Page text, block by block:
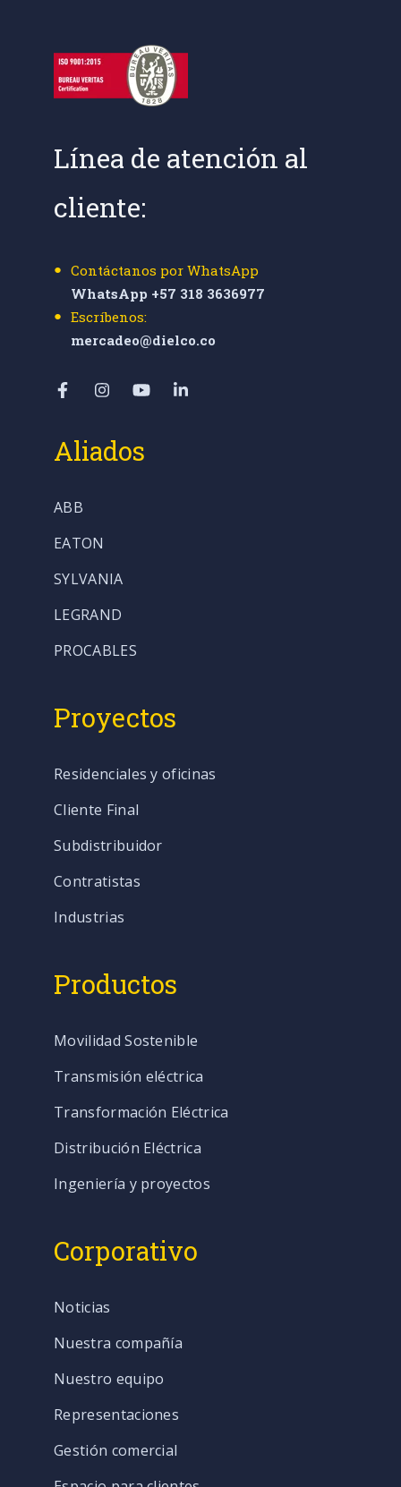
Línea de atención al
cliente:
Contáctanos por WhatsApp
WhatsApp +57 318 3636977
Escríbenos:
mercadeo@dielco.co
Aliados
ABB
EATON
SYLVANIA
LEGRAND
PROCABLES
Proyectos
Residenciales y oficinas
Cliente Final
Subdistribuidor
Contratistas
Industrias
Productos
Movilidad Sostenible
Transmisión eléctrica
Transformación Eléctrica
Distribución Eléctrica
Ingeniería y proyectos
Corporativo
Noticias
Nuestra compañía
Nuestro equipo
Representaciones
Gestión comercial